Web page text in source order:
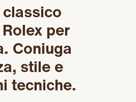
classico
per
Coniuga
stile e
tecniche.